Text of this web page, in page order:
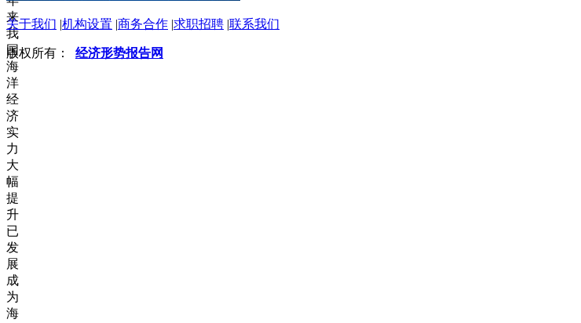
来
我
国
海
洋
经
济
实
力
大
幅
提
升
已
发
展
成
为
海
关于我们 |机构设置 |商务合作 |求职招聘 |联系我们
版权所有： 经济形势报告网